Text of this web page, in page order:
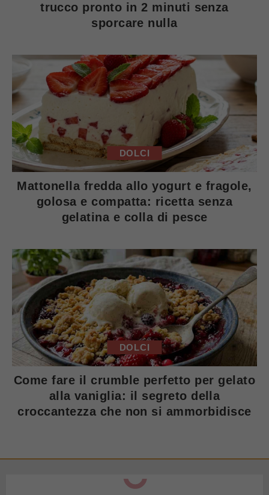
trucco pronto in 2 minuti senza
sporcare nulla
DOLCI
Mattonella fredda allo yogurt e fragole,
golosa e compatta: ricetta senza
gelatina e colla di pesce
DOLCI
Come fare il crumble perfetto per gelato
alla vaniglia: il segreto della
croccantezza che non si ammorbidisce